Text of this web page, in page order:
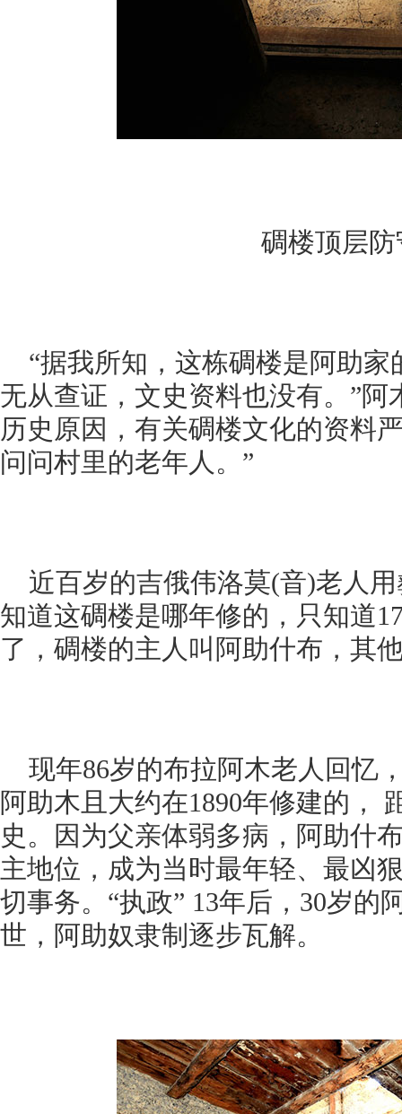
碉楼顶层
“据我所知，这栋碉楼是阿助
无从查证，文史资料也没有。”
历史原因，有关碉楼文化的资料
问问村里的老年人。”
近百岁的吉俄伟洛莫(音)老人
知道这碉楼是哪年修的，只知道
了，碉楼的主人叫阿助什布，其
现年86岁的布拉阿木老人回忆
阿助木且大约在1890年修建的，
史。因为父亲体弱多病，阿助什
主地位，成为当时最年轻、最凶
切事务。“执政” 13年后，30岁的
世，阿助奴隶制逐步瓦解。